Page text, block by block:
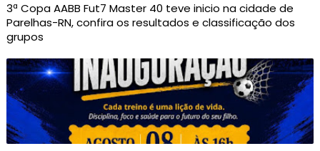
3ª Copa AABB Fut7 Master 40 teve inicio na cidade de
Parelhas-RN, confira os resultados e classificação dos
grupos